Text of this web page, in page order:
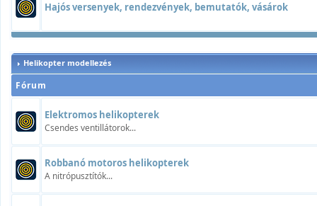
Hajós versenyek, rendezvények, bemutatók, vásárok
Helikopter modellezés
Fórum
Elektromos helikopterek
Csendes ventillátorok...
Robbanó motoros helikopterek
A nitrópusztítók...